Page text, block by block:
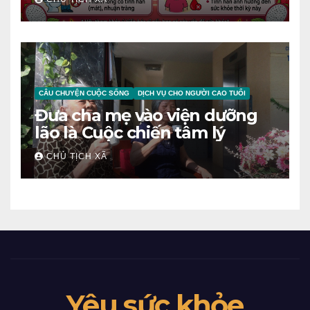
NGƯỜI
CÂU CHUYỆN CUỘC SỐNG DỊCH VỤ CHO NGƯỜI CAO TUỔI
Đưa cha mẹ vào viện dưỡng
lão là Cuộc chiến tâm lý
CHỦ TỊCH XÃ